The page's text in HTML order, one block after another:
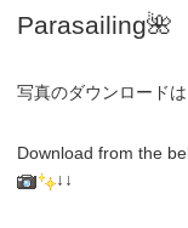
Parasailing🌺
写真のダウンロード
Download from the
↓↓